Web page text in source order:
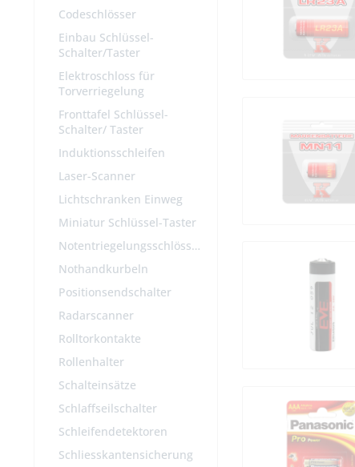
Codeschlösser
Einbau Schlüssel-
Schalter/Taster
Elektroschloss für
Torverriegelung
Fronttafel Schlüssel-
Schalter/ Taster
Induktionsschleifen
Laser-Scanner
Lichtschranken Einweg
Miniatur Schlüssel-Taster
Notentriegelungsschlösser
Nothandkurbeln
Positionsendschalter
Radarscanner
Rolltorkontakte
Rollenhalter
Schalteinsätze
Schlaffseilschalter
Schleifendetektoren
Schliesskantensicherung